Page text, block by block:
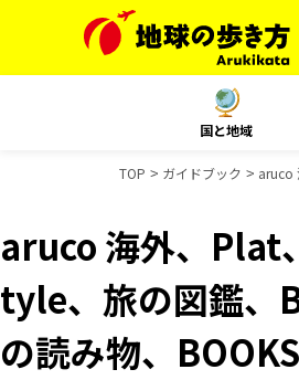
国と地域
TOP ガイドブック aruco
aruco 海外、Plat
tyle、旅の図鑑、
の読み物、